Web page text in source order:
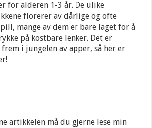
for alderen 1-3 år. De ulike
florerer av dårlige og ofte
mange av dem er bare laget for å
på kostbare lenker. Det er
i jungelen av apper, så her er
artikkelen må du gjerne lese min